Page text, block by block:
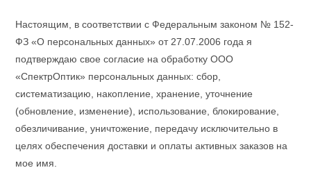
Настоящим, в соответствии с Федеральным законом № 152-
ФЗ «О персональных данных» от 27.07.2006 года я
подтверждаю свое согласие на обработку ООО
«СпектрОптик» персональных данных: сбор,
систематизацию, накопление, хранение, уточнение
(обновление, изменение), использование, блокирование,
обезличивание, уничтожение, передачу исключительно в
целях обеспечения доставки и оплаты активных заказов на
мое имя.